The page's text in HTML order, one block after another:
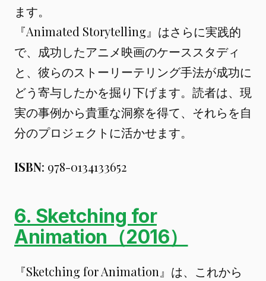
ます。
『Animated Storytelling』はさらに実践的
で、成功したアニメ映画のケーススタディ
と、彼らのストーリーテリング手法が成功に
どう寄与したかを掘り下げます。読者は、現
実の事例から貴重な洞察を得て、それらを自
分のプロジェクトに活かせます。
ISBN: 978-0134133652
6. Sketching for
Animation（2016）
『Sketching for Animation』は、これから